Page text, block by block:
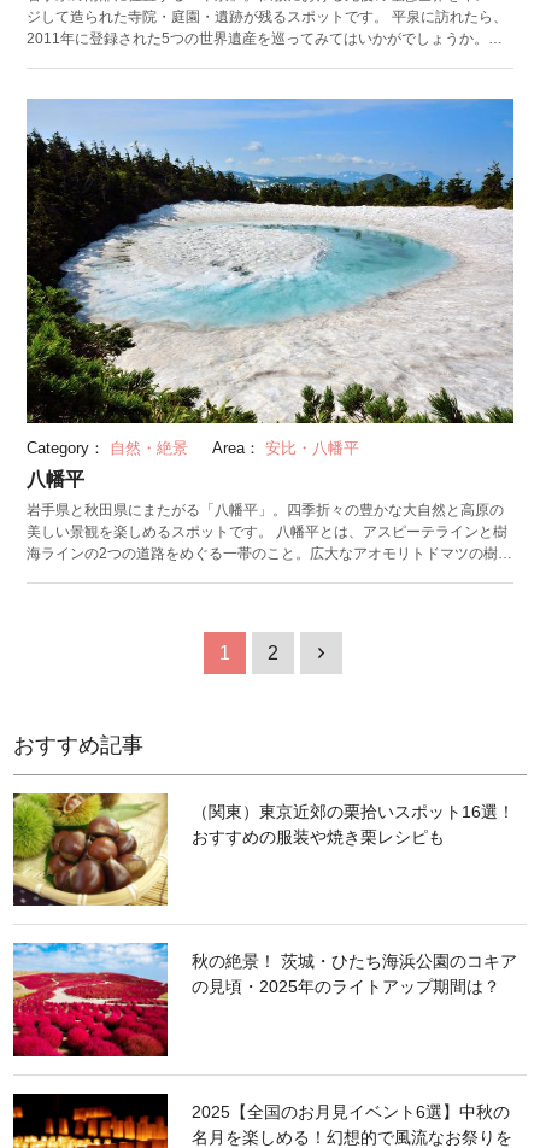
ジして造られた寺院・庭園・遺跡が残るスポットです。 平泉に訪れたら、
2011年に登録された5つの世界遺産を巡ってみてはいかがでしょうか。中
土を模した「毛越寺（もうつうじ）」の浄土庭園も見どころ。また、史跡
公園として整備されている「観自在王院跡（かんじざいおういんあ
と）」、京都の平等院をモデルに建設され、現在は礎石のみが残る「無量
光院跡」といった遺跡、山頂から平泉全域を見渡せ、街づくりの中心とな
った「金鶏山（きんけいざん）」など、かつてこの地に本拠地を構えた奥
州藤原氏の繁栄をしのばせるスポットが点在しています。
Category： 自然・絶景 Area： 安比・八幡平
八幡平
岩手県と秋田県にまたがる「八幡平」。四季折々の豊かな大自然と高原の
美しい景観を楽しめるスポットです。 八幡平とは、アスピーテラインと樹
海ラインの2つの道路をめぐる一帯のこと。広大なアオモリトドマツの樹
まるで巨大な「龍の目」に見えることから名付けられたその光景は、まさ
1 2 1
おすすめ記事
（関東）東京近郊の栗拾いスポット16選！
おすすめの服装や焼き栗レシピも
秋の絶景！ 茨城・ひたち海浜公園のコキア
の見頃・2025年のライトアップ期間は？
2025【全国のお月見イベント6選】中秋の
名月を楽しめる！幻想的で風流なお祭りを